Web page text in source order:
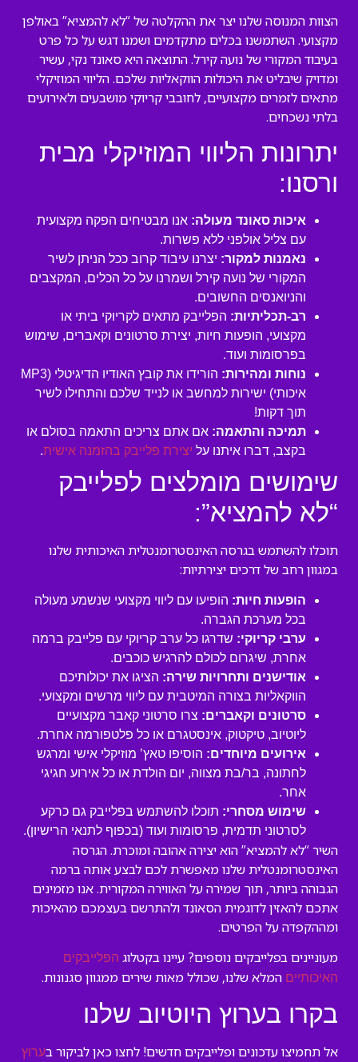
הצוות המנוסה שלנו יצר את ההקלטה של “לא להמציא” באולפן
מקצועי. השתמשנו בכלים מתקדמים ושמנו דגש על כל פרט
בעיבוד המקורי של נועה קירל. התוצאה היא סאונד נקי, עשיר
ומדויק שיבליט את היכולות הווקאליות שלכם. הליווי המוזיקלי
מתאים לזמרים מקצועיים, לחובבי קריוקי מושבעים ולאירועים
בלתי נשכחים.
יתרונות הליווי המוזיקלי מבית
ורסנו:
איכות סאונד מעולה: אנו מבטיחים הפקה מקצועית
עם צליל אולפני ללא פשרות.
נאמנות למקור: יצרנו עיבוד קרוב ככל הניתן לשיר
המקורי של נועה קירל ושמרנו על כל הכלים, המקצבים
והניואנסים החשובים.
רב-תכליתיות: הפלייבק מתאים לקריוקי ביתי או
מקצועי, הופעות חיות, יצירת סרטונים וקאברים, שימוש
בפרסומות ועוד.
נוחות ומהירות:
הורידו את קובץ האודיו הדיגיטלי (MP3
איכותי) ישירות למחשב או לנייד שלכם והתחילו לשיר
תוך דקות!
תמיכה והתאמה: אם אתם צריכים התאמה בסולם או
בקצב, דברו איתנו על יצירת פלייבק בהזמנה אישית.
שימושים מומלצים לפלייבק
“לא להמציא”:
תוכלו להשתמש בגרסה האינסטרומנטלית האיכותית שלנו
במגוון רחב של דרכים יצירתיות:
הופעות חיות: הופיעו עם ליווי מקצועי שנשמע מעולה
בכל מערכת הגברה.
ערבי קריוקי: שדרגו כל ערב קריוקי עם פלייבק ברמה
אחרת, שיגרום לכולם להרגיש כוכבים.
אודישנים ותחרויות שירה: הציגו את יכולותיכם
הווקאליות בצורה המיטבית עם ליווי מרשים ומקצועי.
סרטונים וקאברים: צרו סרטוני קאבר מקצועיים
ליוטיוב, טיקטוק, אינסטגרם או כל פלטפורמה אחרת.
אירועים מיוחדים: הוסיפו טאץ’ מוזיקלי אישי ומרגש
לחתונה, בר/בת מצווה, יום הולדת או כל אירוע חגיגי
אחר.
שימוש מסחרי: תוכלו להשתמש בפלייבק גם כרקע
לסרטוני תדמית, פרסומות ועוד (בכפוף לתנאי הרישיון).
השיר “לא להמציא” הוא יצירה אהובה ומוכרת. הגרסה
האינסטרומנטלית שלנו מאפשרת לכם לבצע אותה ברמה
הגבוהה ביותר, תוך שמירה על האווירה המקורית. אנו מזמינים
אתכם להאזין לדוגמית הסאונד ולהתרשם בעצמכם מהאיכות
ומההקפדה על הפרטים.
מעוניינים בפלייבקים נוספים? עיינו בקטלוג הפלייבקים
האיכותיים המלא שלנו, שכולל מאות שירים ממגוון סגנונות.
בקרו בערוץ היוטיוב שלנו
אל תחמיצו עדכונים ופלייבקים חדשים! לחצו כאן לביקור בערוץ